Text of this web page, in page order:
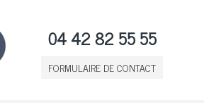
04 42 82 55 55
FORMULAIRE DE CONTACT